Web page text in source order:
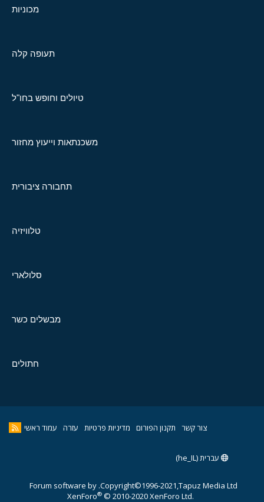
מכוניות
תעופה קלה
טיולים וחופש בחו"ל
משכנתאות וייעוץ מחזור
תחבורה ציבורית
טלוויזיה
סלולארי
מבשלים כשר
חתולים
צור קשר תקנון הפורום מדיניות פרטיות עזרה עמוד ראשי
עברית (he_IL)
Copyright©1996-2021,Tapuz Media Ltd.
Forum software by
XenForo® © 2010-2020 XenForo Ltd.